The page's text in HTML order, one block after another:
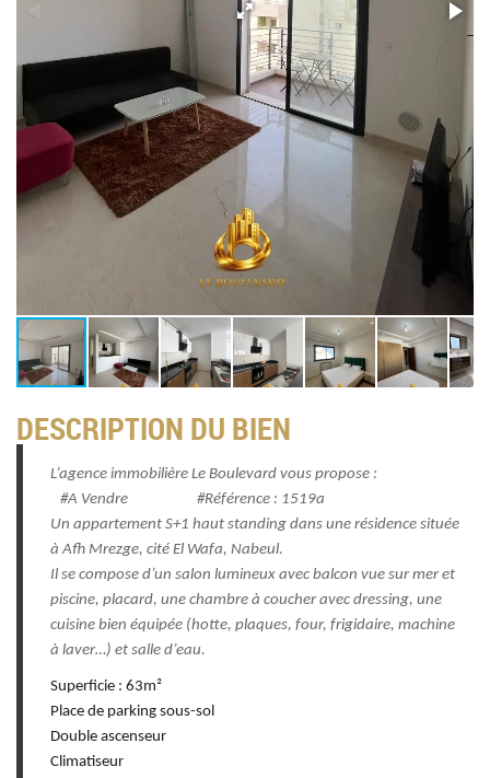
DESCRIPTION DU BIEN
L’agence immobilière Le Boulevard vous propose :
#A Vendre #Référence : 1519a
Un appartement S+1 haut standing dans une résidence située
à Afh Mrezge, cité El Wafa, Nabeul.
Il se compose d’un salon lumineux avec balcon vue sur mer et
piscine, placard, une chambre à coucher avec dressing, une
cuisine bien équipée (hotte, plaques, four, frigidaire, machine
à laver…) et salle d’eau.
Superficie : 63m²
Place de parking sous-sol
Double ascenseur
Climatiseur